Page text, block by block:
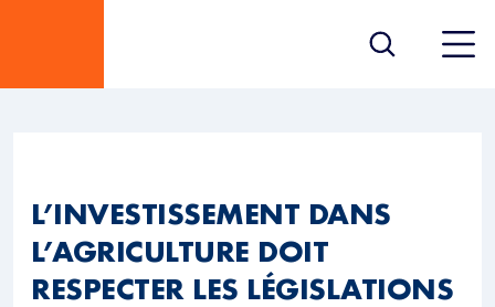
L’INVESTISSEMENT DANS
L’AGRICULTURE DOIT
RESPECTER LES LÉGISLATIONS